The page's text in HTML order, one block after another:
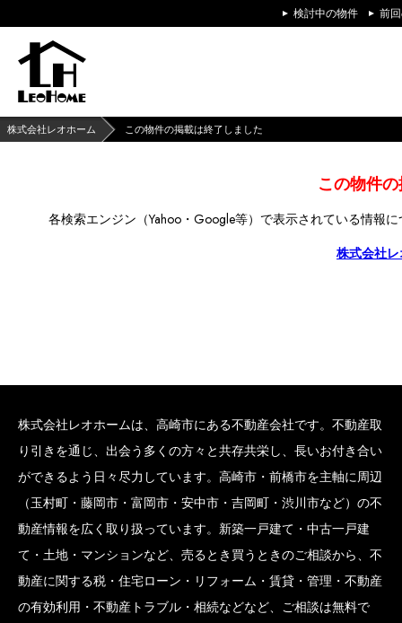
検討中の物件 前
株式会社レオホーム この物件の掲載は終了しました
この物件
各検索エンジン（Yahoo・Google等）で表示されている情報
株式会社
株式会社レオホームは、高崎市にある不動産会社です。不動産取
り引きを通じ、出会う多くの方々と共存共栄し、長いお付き合い
ができるよう日々尽力しています。高崎市・前橋市を主軸に周辺
（玉村町・藤岡市・富岡市・安中市・吉岡町・渋川市など）の不
動産情報を広く取り扱っています。新築一戸建て・中古一戸建
て・土地・マンションなど、売るとき買うときのご相談から、不
動産に関する税・住宅ローン・リフォーム・賃貸・管理・不動産
の有効利用・不動産トラブル・相続などなど、ご相談は無料で